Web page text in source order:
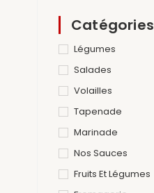
Catégories
Légumes
Salades
Volailles
Tapenade
Marinade
Nos Sauces
Fruits Et Légumes